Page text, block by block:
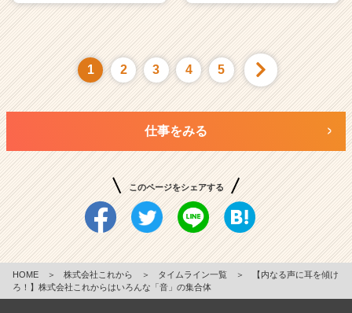
1 2 3 4 5
仕事をみる
このページをシェアする
HOME ＞ 株式会社これから ＞ タイムライン一覧 ＞
【内なる声に耳を傾け
ろ！】株式会社これからはいろんな「音」の集合体